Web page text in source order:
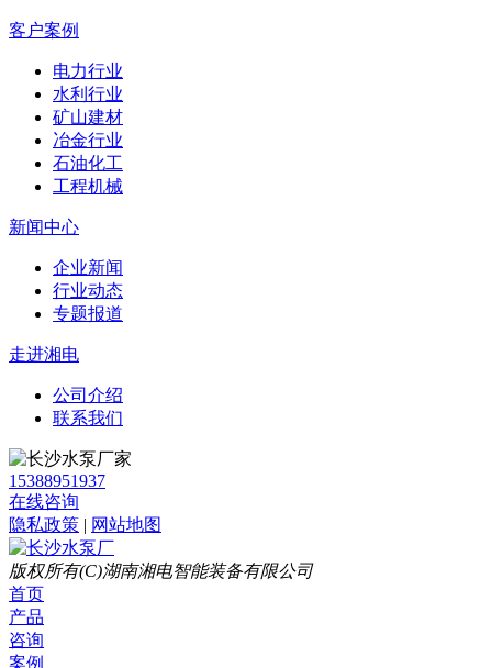
客户案例
电力行业
水利行业
矿山建材
冶金行业
石油化工
工程机械
新闻中心
企业新闻
行业动态
专题报道
走进湘电
公司介绍
联系我们
15388951937
在线咨询
隐私政策 | 网站地图
版权所有(C)湖南湘电智能装备有限公司
首页
产品
咨询
案例